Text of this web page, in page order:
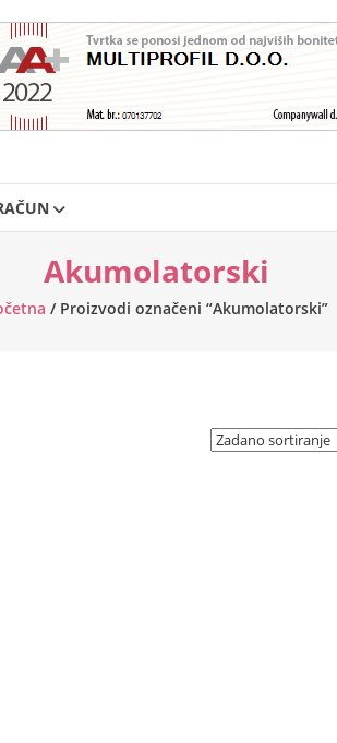
Akumolatorski
/ Proizvodi označeni “Akumolatorski”